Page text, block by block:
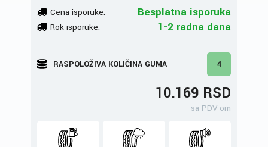
Cena isporuke: Besplatna isporuka
Rok isporuke: 1-2 radna dana
RASPOLOŽIVA KOLIČINA GUMA 4
10.169 RSD
sa PDV-om